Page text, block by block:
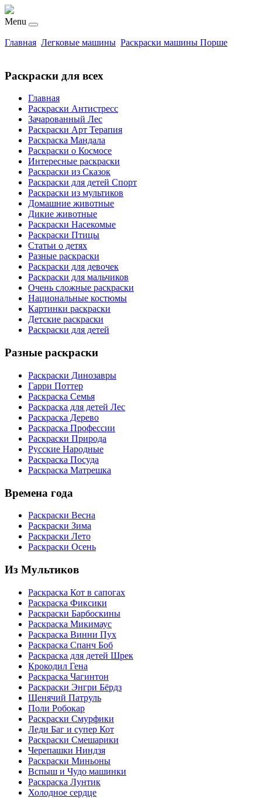
Menu
Главная Легковые машины Раскраски машины Порше
Раскраски для всех
Главная
Раскраски Антистресс
Зачарованный Лес
Раскраски Арт Терапия
Раскраска Мандала
Раскраски о Космосе
Интересные раскраски
Раскраски из Сказок
Раскраски для детей Спорт
Раскраски из мультиков
Домашние животные
Дикие животные
Раскраски Насекомые
Раскраски Птицы
Статьи о детях
Разные раскраски
Раскраски для девочек
Раскраски для мальчиков
Очень сложные раскраски
Национальные костюмы
Картинки раскраски
Детские раскраски
Раскраски для детей
Разные раскраски
Раскраски Динозавры
Гарри Поттер
Раскраска Семья
Раскраска для детей Лес
Раскраска Дерево
Раскраска Профессии
Раскраски Природа
Русские Народные
Раскраска Посуда
Раскраска Матрешка
Времена года
Раскраски Весна
Раскраски Зима
Раскраски Лето
Раскраски Осень
Из Мультиков
Раскраска Кот в сапогах
Раскраска Фиксики
Раскраски Барбоскины
Раскраска Микимаус
Раскраска Винни Пух
Раскраска Спанч Боб
Раскраска для детей Шрек
Крокодил Гена
Раскраска Чагинтон
Раскраски Энгри Бёрдз
Щенячий Патруль
Поли Робокар
Раскраски Смурфики
Леди Баг и супер Кот
Раскраски Смешарики
Черепашки Ниндзя
Раскраски Миньоны
Вспыш и Чудо машинки
Раскраска Лунтик
Холодное сердце